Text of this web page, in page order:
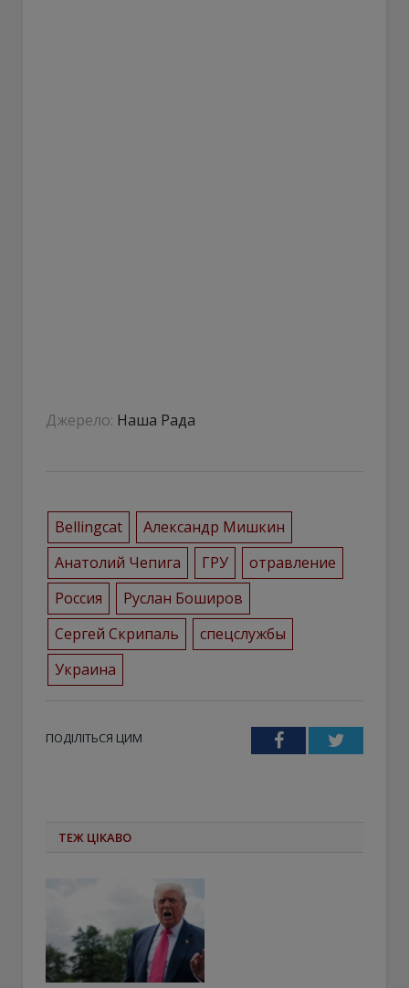
Джерело: Наша Рада
Bellingcat
Александр Мишкин
Анатолий Чепига
ГРУ
отравление
Россия
Руслан Боширов
Сергей Скрипаль
спецслужбы
Украина
ПОДІЛІТЬСЯ ЦИМ FacebookTwitter
ТЕЖ ЦІКАВО